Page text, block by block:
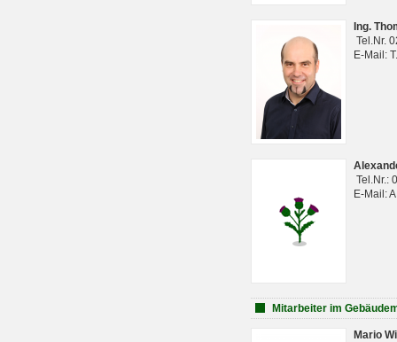
Ing.
Tel.Nr.
E-Mail:
Tel.Nr.:
E-Mail:
Mitarbeiter im
Mario